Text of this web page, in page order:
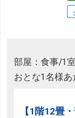
部屋：食事/1
おとな1名様
【1階12畳